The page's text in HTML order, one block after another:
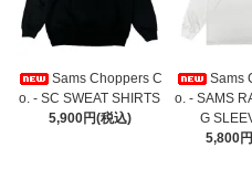
Sams Choppers C
o. - SC SWEAT SHIRTS
5,900円(税込)
Sams
o. - SAMS
G
5,800